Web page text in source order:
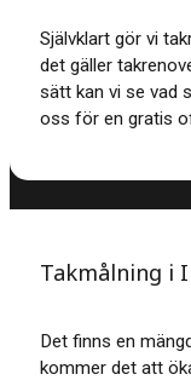
Självklart gör vi
det gäller
sätt kan vi se vad
oss för en gratis
Takmålning i
Det finns en
kommer det att